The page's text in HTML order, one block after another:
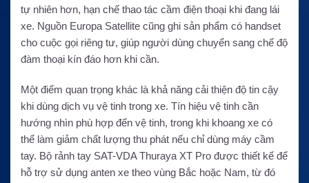
tự nhiên hơn, hạn chế thao tác cầm điện thoại khi đang lái
xe. Nguồn Europa Satellite cũng ghi sản phẩm có handset
cho cuộc gọi riêng tư, giúp người dùng chuyển sang chế độ
đàm thoại kín đáo hơn khi cần.
Một điểm quan trọng khác là khả năng cải thiện độ tin cậy
khi dùng dịch vụ vệ tinh trong xe. Tín hiệu vệ tinh cần
hướng nhìn phù hợp đến vệ tinh, trong khi khoang xe có
thể làm giảm chất lượng thu phát nếu chỉ dùng máy cầm
tay. Bộ rảnh tay SAT-VDA Thuraya XT Pro được thiết kế để
hỗ trợ sử dụng anten xe theo vùng Bắc hoặc Nam, từ đó